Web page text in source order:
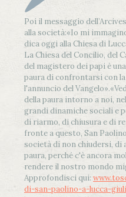
Poi il messaggio
alla società:«Io mi
dica oggi alla Chiesa di
La Chiesa del Concilio, del
del magistero dei papi è
paura di confrontarsi con
l'annuncio del Vangelo».
della paura intorno a noi,
grandi dinamiche sociali e
di riarmo, di chiusura e di
fronte a questo, San
società di non chiudersi, di
paura, perché c'è ancora
rendere il nostro mondo
Approfondisci qui:
di-san-paolino-a-lucca-